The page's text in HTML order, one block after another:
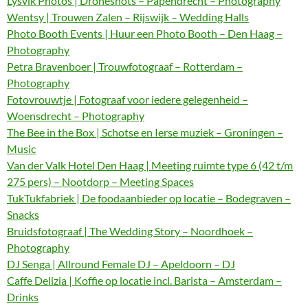
Wentsy | Trouwen Zalen – Rijswijk – Wedding Halls
Photo Booth Events | Huur een Photo Booth – Den Haag –
Photography
Petra Bravenboer | Trouwfotograaf – Rotterdam –
Photography
Fotovrouwtje | Fotograaf voor iedere gelegenheid –
Woensdrecht – Photography
The Bee in the Box | Schotse en Ierse muziek – Groningen –
Music
Van der Valk Hotel Den Haag | Meeting ruimte type 6 (42 t/m
275 pers) – Nootdorp – Meeting Spaces
TukTukfabriek | De foodaanbieder op locatie – Bodegraven –
Snacks
Bruidsfotograaf | The Wedding Story – Noordhoek –
Photography
DJ Senga | Allround Female DJ – Apeldoorn – DJ
Caffe Delizia | Koffie op locatie incl. Barista – Amsterdam –
Drinks